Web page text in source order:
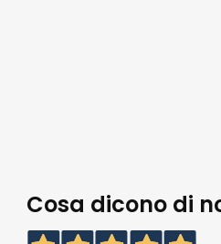
Cosa dicono di